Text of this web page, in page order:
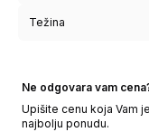
Težina
Ne odgovara vam
Upišite cenu koja Vam
najbolju ponudu.